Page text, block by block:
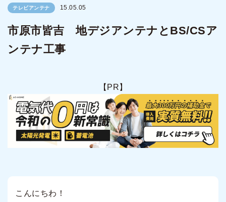
テレビアンテナ 15.05.05
市原市皆吉 地デジアンテナとBS/CSア
ンテナ工事
【PR】
こんにちわ！